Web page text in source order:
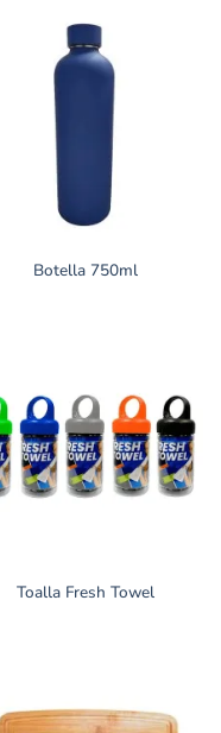
Botella 750ml
Toalla Fresh Towel